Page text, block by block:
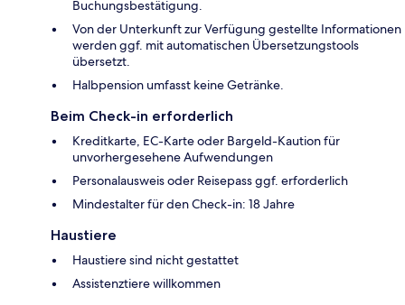
Buchungsbestätigung.
Von der Unterkunft zur Verfügung gestellte Informationen
werden ggf. mit automatischen Übersetzungstools
übersetzt.
Halbpension umfasst keine Getränke.
Beim Check-in erforderlich
Kreditkarte, EC-Karte oder Bargeld-Kaution für
unvorhergesehene Aufwendungen
Personalausweis oder Reisepass ggf. erforderlich
Mindestalter für den Check-in: 18 Jahre
Haustiere
Haustiere sind nicht gestattet
Assistenztiere willkommen